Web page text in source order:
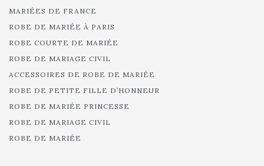
MARIÉES DE FRANCE
ROBE DE MARIÉE À PARIS
ROBE COURTE DE MARIÉE
ROBE DE MARIAGE CIVIL
ACCESSOIRES DE ROBE DE MARIÉE
ROBE DE PETITE FILLE D’HONNEUR
ROBE DE MARIÉE PRINCESSE
ROBE DE MARIAGE CIVIL
ROBE DE MARIÉE